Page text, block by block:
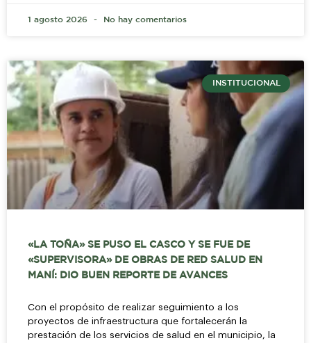
1 agosto 2026 No hay comentarios
INSTITUCIONAL
«LA TOÑA» SE PUSO EL CASCO Y SE FUE DE
«SUPERVISORA» DE OBRAS DE RED SALUD EN
MANÍ: DIO BUEN REPORTE DE AVANCES
Con el propósito de realizar seguimiento a los
proyectos de infraestructura que fortalecerán la
prestación de los servicios de salud en el municipio, la